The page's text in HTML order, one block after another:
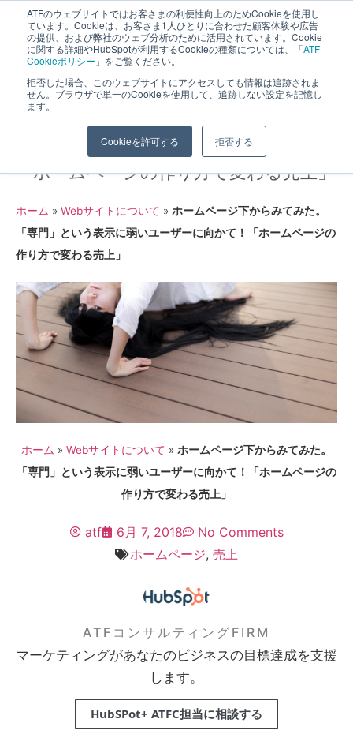
ATFのウェブサイトではお客さまの利便性向上のためCookieを使用し
ています。Cookieは、お客さま1人ひとりに合わせた顧客体験や広告
の提供、および弊社のウェブ分析のために活用されています。Cookie
に関する詳細やHubSpotが利用するCookieの種類については、「ATF
Cookieポリシー 」をご覧ください。
拒否した場合、このウェブサイトにアクセスしても情報は追跡されま
せん。ブラウザで単一のCookieを使用して、追跡しない設定を記憶し
ます。
Cookieを許可する 拒否する
長野県長野市・松本市ウェブ制作事業部 コンサルティングFIRM
ホームページ下からみてみた。「専門」
という表示に弱いユーザーに向かて！
「ホームページの作り方で変わる売上」
ホーム » Webサイトについて » ホームページ下からみてみた。
「専門」という表示に弱いユーザーに向かて！「ホームページの
作り方で変わる売上」
ホーム » Webサイトについて » ホームページ下からみてみた。
「専門」という表示に弱いユーザーに向かて！「ホームページの
作り方で変わる売上」
atf 6月 7, 2018
No Comments
ホームページ, 売上
ATFコンサルティングFIRM
マーケティングがあなたのビジネスの目標達成を支援
します。
HubSPot+ ATFC担当に相談する